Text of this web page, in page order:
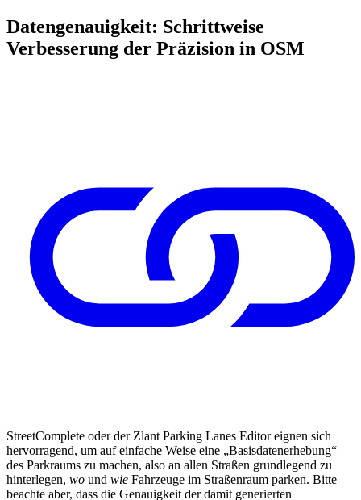
Datengenauigkeit: Schrittweise
Verbesserung der Präzision in OSM
StreetComplete oder der Zlant Parking Lanes Editor eignen sich
hervorragend, um auf einfache Weise eine „Basisdatenerhebung“
des Parkraums zu machen, also an allen Straßen grundlegend zu
hinterlegen, wo und wie Fahrzeuge im Straßenraum parken. Bitte
beachte aber, dass die Genauigkeit der damit generierten